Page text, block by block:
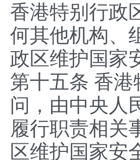
香港特别行政
何其他机构、
政区维护国家
第十五条 香
问，由中央人
履行职责相关
区维护国家安